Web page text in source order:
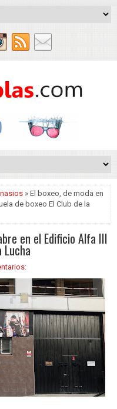
» El boxeo, de moda en
de boxeo El Club de la
en el Edificio Alfa III
Lucha